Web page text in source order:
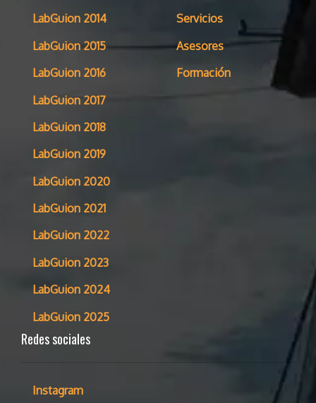
LabGuion 2014
LabGuion 2015
LabGuion 2016
LabGuion 2017
LabGuion 2018
LabGuion 2019
LabGuion 2020
LabGuion 2021
LabGuion 2022
LabGuion 2023
LabGuion 2024
LabGuion 2025
Servicios
Asesores
Formación
Redes sociales
Instagram